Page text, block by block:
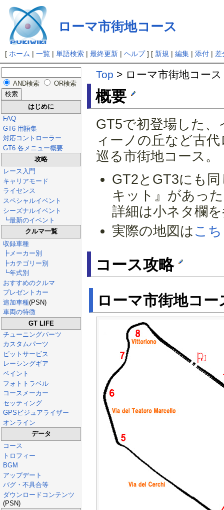
ローマ市街地コース
[ ホーム | 一覧| 単語検索| 最終更新| ヘルプ] [ 新規 | 編集| 添付| 差
AND検索 OR検索
はじめに
FAQ
GT6 用語集
対応コントローラー
GT6 各メニュー概要
攻略
レース入門
キャリアモード
ライセンス
スペシャルイベント
シーズナルイベント
┗最新のイベント
クルマ一覧
収録車種
┣メーカー別
┣カテゴリー別
┗年式別
おすすめのクルマ
プレゼントカー
追加車種(PSN)
車両の特徴
GT LIFE
チューニングパーツ
カスタムパーツ
ピットサービス
レーシングギア
ペイント
フォトトラベル
コースメーカー
セッティング
GPSビジュアライザー
オンライン
データ
コース
トロフィー
BGM
アップデート
バグ・不具合等
ダウンロードコンテンツ
(PSN)
Top > ローマ市街地コース
概要
GT5で初登場した
ィーノの丘など古
巡る市街地コース。
GT2とGT3にも
キット』があっ
詳細は小ネタ欄
実際の地図は こ
コース攻略
ローマ市街地コ